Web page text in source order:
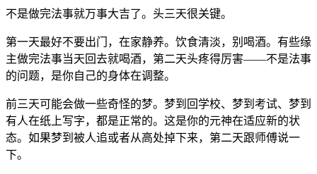
不是做完法事就万事大吉了。头三天很关键。
第一天最好不要出门，在家静养。饮食清淡，别喝酒。有些缘
主做完法事当天回去就喝酒，第二天头疼得厉害——不是法事
的问题，是你自己的身体在调整。
前三天可能会做一些奇怪的梦。梦到回学校、梦到考试、梦到
有人在纸上写字，都是正常的。这是你的元神在适应新的状
态。如果梦到被人追或者从高处掉下来，第二天跟师傅说一
下。